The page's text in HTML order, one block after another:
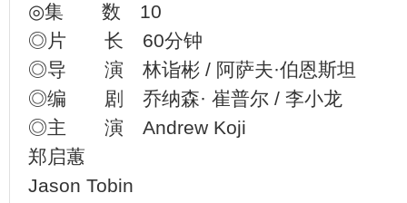
◎集 数 10
◎片 长 60分钟
◎导 演 林诣彬 / 阿萨夫·伯恩斯坦
◎编 剧 乔纳森· 崔普尔 / 李小龙
◎主 演 Andrew Koji
郑启蕙
Jason Tobin